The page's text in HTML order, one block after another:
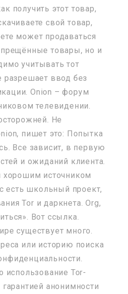
получить этот товар,
свой товар,
может продаваться
товары, но и
учитывать тот
разрешает ввод без
Onion – форум
телевидении.
Не
пишет это: Попытка
Все зависит, в первую
и ожиданий клиента.
хорошим источником
есть школьный проект,
Tor и даркнета. Org,
Вот ссылка.
существует много.
или историю поиска
использование Tor-
анонимности